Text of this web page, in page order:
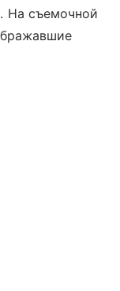
На съемочной